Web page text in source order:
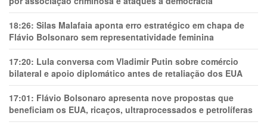
18:26: Silas Malafaia aponta erro estratégico em chapa de
Flávio Bolsonaro sem representatividade feminina
17:20: Lula conversa com Vladimir Putin sobre comércio
bilateral e apoio diplomático antes de retaliação dos EUA
17:01: Flávio Bolsonaro apresenta nove propostas que
beneficiam os EUA, ricaços, ultraprocessados e petrolíferas